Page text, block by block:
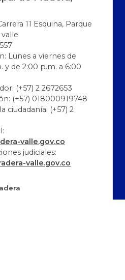
11 Esquina, Parque
Lunes a viernes de
y de 2:00 p.m. a 6:00
(+57) 2 2672653
(+57) 018000919748
ciudadanía: (+57) 2
valle.gov.co
judiciales:
valle.gov.co